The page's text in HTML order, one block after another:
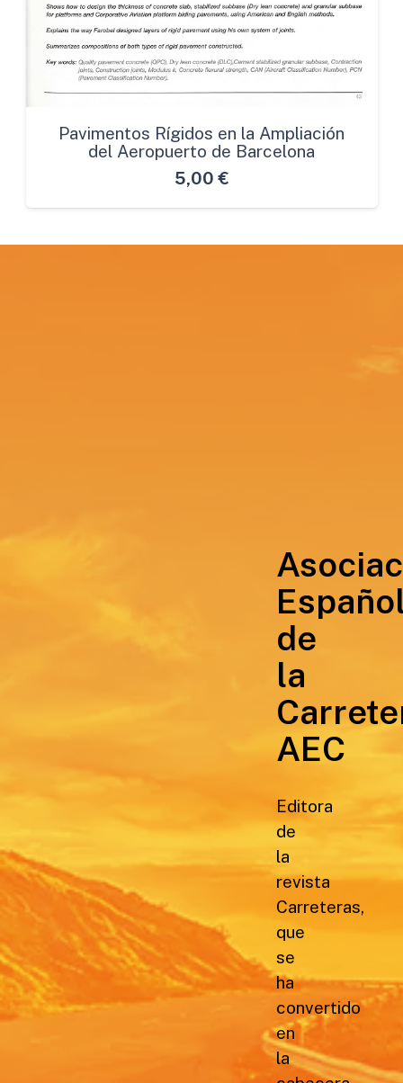
Pavimentos Rígidos en la Ampliación
del Aeropuerto de Barcelona
5,00 €
de
la
AEC
Editora
de
la
revista
Carreteras,
que
se
ha
convertido
en
la